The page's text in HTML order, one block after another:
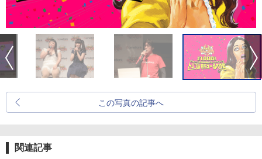
この写真の記事へ
関連記事